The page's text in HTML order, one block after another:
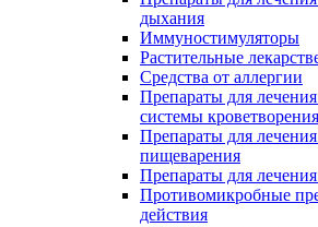
дыхания
Иммуностимуляторы
Растительные
Средства от аллергии
Препараты для
системы кроветворения
Препараты для
пищеварения
Препараты для
Противомикробные
действия